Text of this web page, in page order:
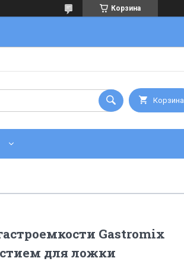
Корзина
Корзина
Gastromix
для ложки